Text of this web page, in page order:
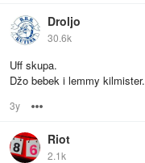
Droljo
30.6k
Uff skupa.
Džo bebek i lemmy
3y
Riot
2.1k